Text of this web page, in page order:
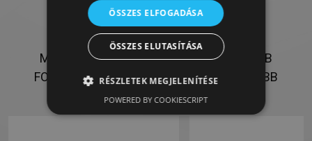
SZÁMADÓ HÍREK
MUNKÁSSÁGUNKRÓL OLVASMÁNYOSABB
FORMÁBAN - BÖNGÉSSZEN A LEGFRISSEBB
TÖRTÉNETEK KÖZÖTT!
ÖSSZES ELFOGADÁSA
ÖSSZES ELUTASÍTÁSA
RÉSZLETEK MEGJELENÍTÉSE
POWERED BY COOKIESCRIPT